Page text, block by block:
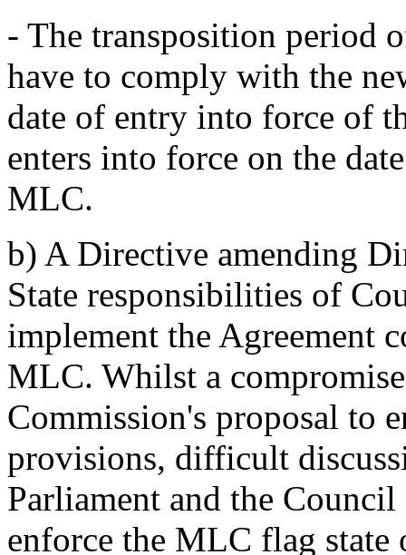
- The transposition period
have to comply with the
date of entry into force of
enters into force on the
MLC.
b) A Directive amending
State responsibilities of
implement the Agreement
MLC. Whilst a
Commission's proposal to
provisions, difficult
Parliament and the
enforce the MLC flag state